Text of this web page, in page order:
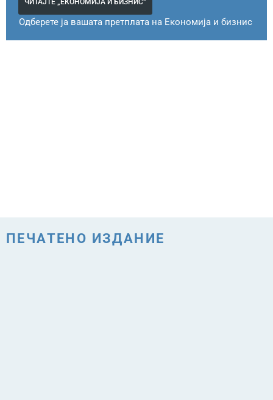
Одберете ја вашата претплата на Економија и бизнис
ПЕЧАТЕНО ИЗДАНИЕ